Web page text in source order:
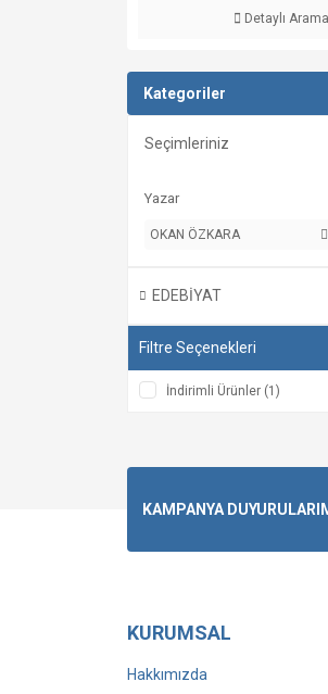
Detaylı Arama
Kategoriler
Seçimleriniz
Yazar
OKAN ÖZKARA
EDEBİYAT
Filtre Seçenekleri
İndirimli Ürünler (1)
KAMPANYA
KURUMSAL
Hakkımızda